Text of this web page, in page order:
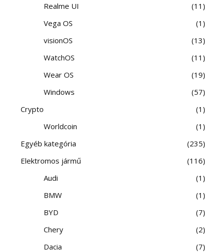
Realme UI
11
Vega OS
1
visionOS
13
WatchOS
11
Wear OS
19
Windows
57
Crypto
1
Worldcoin
1
Egyéb kategória
235
Elektromos jármű
116
Audi
1
BMW
1
BYD
7
Chery
2
Dacia
7